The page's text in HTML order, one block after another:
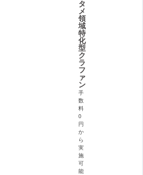
タ
メ
領
域
特
化
型
ク
ラ
フ
ァ
ン
手
数
料
0
円
か
ら
実
施
可
能